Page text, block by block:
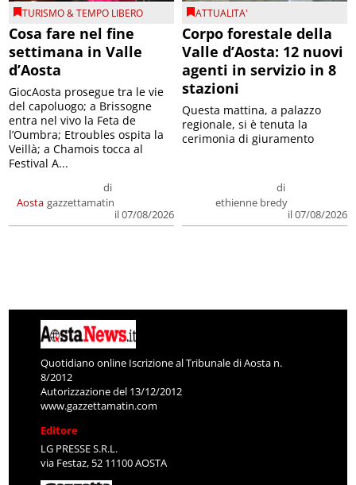
TURISMO & TEMPO LIBERO
Cosa fare nel fine
settimana in Valle
d’Aosta
Aosta
di
gazzettamatin
il 07/08/2026
GiocAosta prosegue tra le vie
del capoluogo; a Brissogne
entra nel vivo la Feta de
l’Oumbra; Etroubles ospita la
Veillà; a Chamois tocca al
Festival A...
ATTUALITA'
Corpo forestale della
Valle d’Aosta: 12 nuovi
agenti in servizio in 8
stazioni
di
ethienne bredy
il 07/08/2026
Questa mattina, a palazzo
regionale, si è tenuta la
cerimonia di giuramento
Quotidiano online Iscrizione al Tribunale di Aosta n.
8/2012
Autorizzazione del 13/12/2012
www.gazzettamatin.com
Editore
LG PRESSE S.R.L.
via Festaz, 52 11100 AOSTA